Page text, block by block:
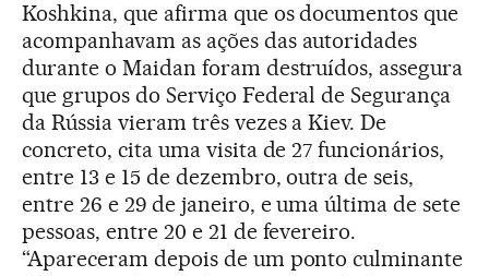
Koshkina, que afirma que os documentos que
acompanhavam as ações das autoridades
durante o Maidan foram destruídos, assegura
que grupos do Serviço Federal de Segurança
da Rússia vieram três vezes a Kiev. De
concreto, cita uma visita de 27 funcionários,
entre 13 e 15 de dezembro, outra de seis,
entre 26 e 29 de janeiro, e uma última de sete
pessoas, entre 20 e 21 de fevereiro.
“Apareceram depois de um ponto culminante